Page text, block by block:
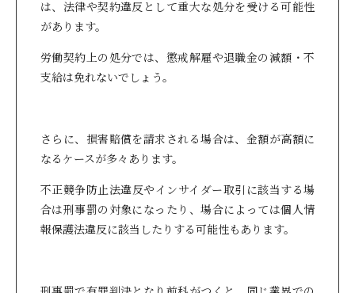
は、法律や契約違反として重大な処分を受ける可能性
があります。
労働契約上の処分では、懲戒解雇や退職金の減額・不
支給は免れないでしょう。
さらに、損害賠償を請求される場合は、金額が高額に
なるケースが多々あります。
不正競争防止法違反やインサイダー取引に該当する場
合は刑事罰の対象になったり、場合によっては個人情
報保護法違反に該当したりする可能性もあります。